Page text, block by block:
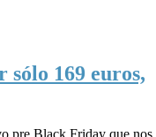
169 euros,